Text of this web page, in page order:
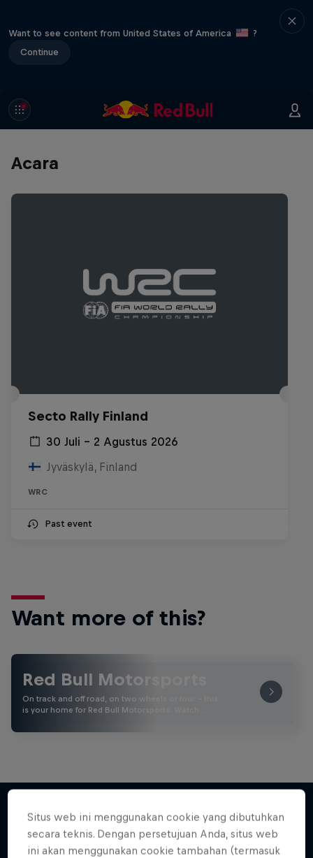
Want to see content from United States of America
?
Continue
Acara
Secto Rally Finland
30 Juli – 2 Agustus 2026
Jyväskylä, Finland
WRC
Past event
Want more of this?
Red Bull Motorsports
On track and off road, on two wheels or four - this
is your home for Red Bull Motorsports. Watch …
Lebih banyak seperti ini
More Than Machine
All-access WRC show
1 Season · 7 episodes
Situs web ini menggunakan cookie yang dibutuhkan
secara teknis. Dengan persetujuan Anda, situs web
ini akan menggunakan cookie tambahan (termasuk